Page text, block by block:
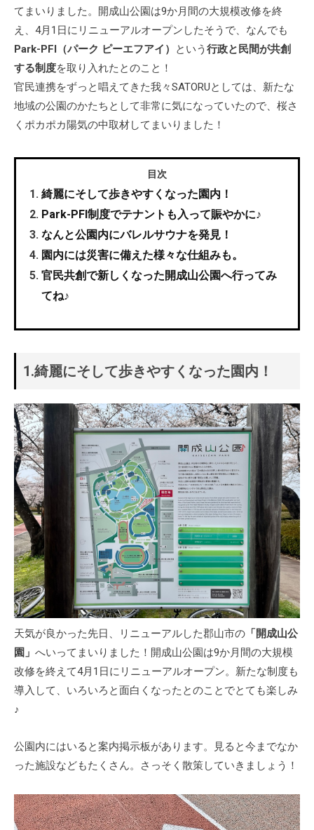
てまいりました。開成山公園は9か月間の大規模改修を終
え、4月1日にリニューアルオープンしたそうで、なんでも
Park-PFI（パーク ピーエフアイ）
という 行政と民間が共創
する制度を取り入れたとのこと！
官民連携をずっと唱えてきた我々SATORUとしては、新たな
地域の公園のかたちとして非常に気になっていたので、桜さ
くポカポカ陽気の中取材してまいりました！
目次
綺麗にそして歩きやすくなった園内！
Park-PFI制度でテナントも入って賑やかに♪
なんと公園内にバレルサウナを発見！
園内には災害に備えた様々な仕組みも。
官民共創で新しくなった開成山公園へ行ってみ
てね♪
1.綺麗にそして歩きやすくなった園内！
天気が良かった先日、リニューアルした郡山市の 「開成山公
園」 へいってまいりました！開成山公園は9か月間の大規模
改修を終えて4月1日にリニューアルオープン。新たな制度も
導入して、いろいろと面白くなったとのことでとても楽しみ
♪
公園内にはいると案内掲示板があります。見ると今までなか
った施設などもたくさん。さっそく散策していきましょう！